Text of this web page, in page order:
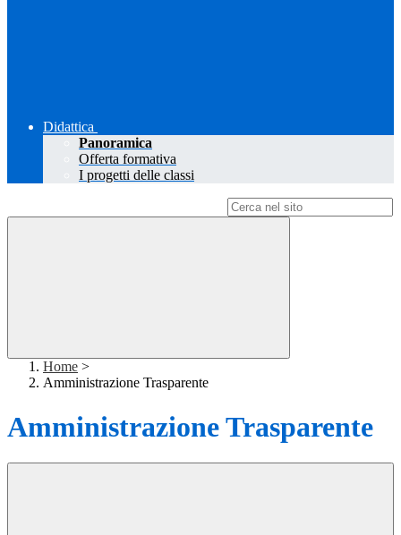
Didattica
Panoramica
Offerta formativa
I progetti delle classi
Home >
Amministrazione Trasparente
Amministrazione Trasparente